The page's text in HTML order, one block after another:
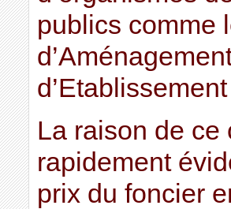
publics comme
La raison de ce
rapidement
prix du foncier